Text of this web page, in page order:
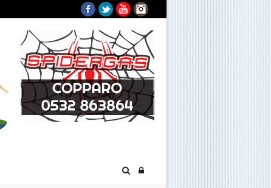
Facebook
TwitterYouTubeInstagram